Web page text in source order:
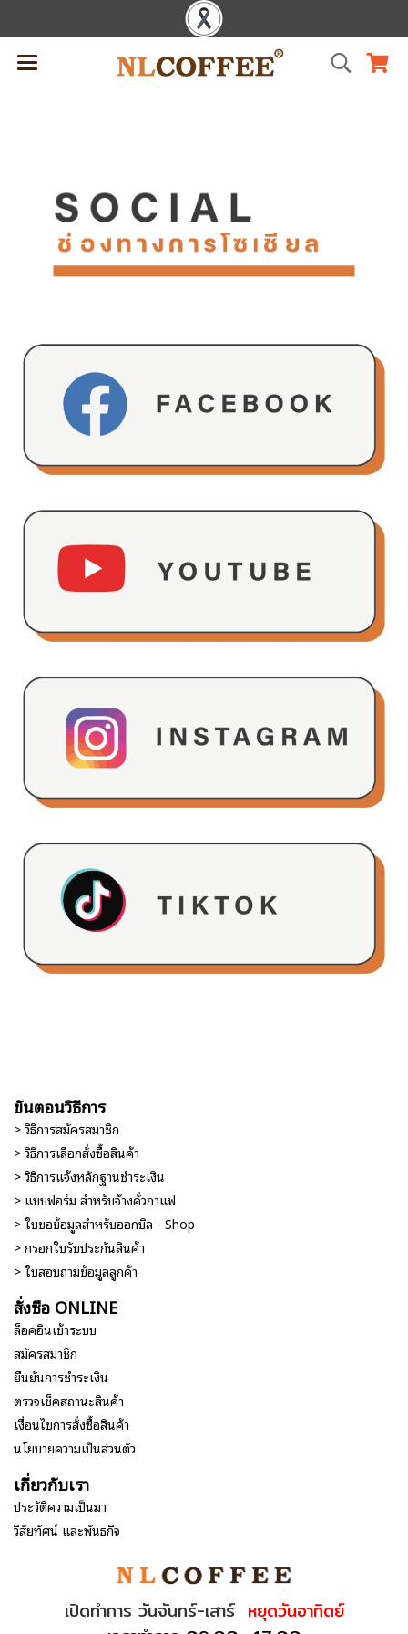
ขั้นตอนวิธีการ
> วิธีการสมัครสมาชิก
> วิธีการเลือกสั่งซื้อสินค้า
> วิธีการแจ้งหลักฐานชำระเงิน
> แบบฟอร์ม สำหรับจ้างคั่วกาแฟ
> ใบขอข้อมูลสำหรับออกบิล - Shop
> กรอกใบรับประกันสินค้า
> ใบสอบถามข้อมูลลูกค้า
สั่งซื้อ ONLINE
ล็อคอินเข้าระบบ
สมัครสมาชิก
ยืนยันการชำระเงิน
ตรวจเช็คสถานะสินค้า
เงื่อนไขการสั่งซื้อสินค้า
นโยบายความเป็นส่วนตัว
เกี่ยวกับเรา
ประวัติความเป็นมา
วิสัยทัศน์ และพันธกิจ
เปิดทำการ วันจันทร์-เสาร์ หยุดวันอาทิตย์